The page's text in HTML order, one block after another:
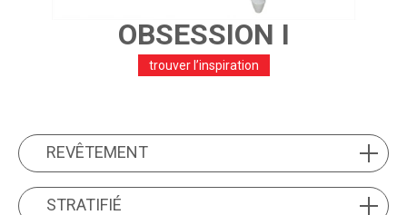
OBSESSION I
trouver l’inspiration
REVÊTEMENT
REVÊTEMENT
STRATIFIÉSTRATIFIÉ